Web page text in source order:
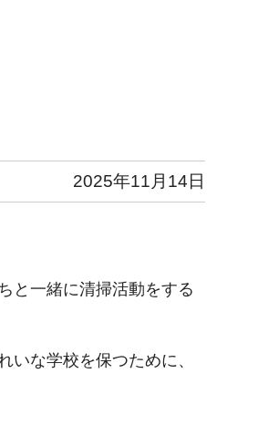
2025年11月14日
と一緒に清掃活動をする
な学校を保つために、